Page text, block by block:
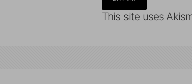
This site uses